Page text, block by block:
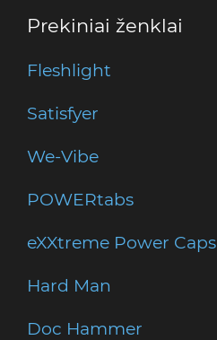
Prekiniai ženklai
Fleshlight
Satisfyer
We-Vibe
POWERtabs
eXXtreme Power Caps
Hard Man
Doc Hammer